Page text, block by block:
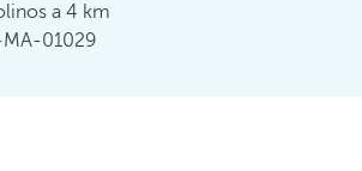
a 4 km
01029